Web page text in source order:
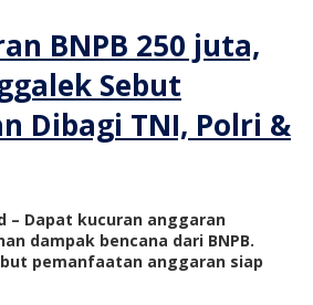
BNPB 250 juta,
Sebut
Dibagi TNI, Polri &
– Dapat kucuran anggaran
dampak bencana dari BNPB.
pemanfaatan anggaran siap